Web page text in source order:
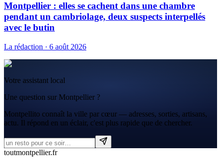
Montpellier : elles se cachent dans une chambre
pendant un cambriolage, deux suspects interpellés
avec le butin
La rédaction · 6 août 2026
Votre assistant local
Une question sur Montpellier ?
Montpellito connaît la ville par cœur — adresses, sorties, artisans,
actu. Il répond en un éclair, c'est plus rapide que de chercher.
toutmontpellier.fr